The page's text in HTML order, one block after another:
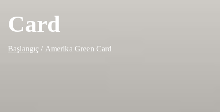
Card
Başlangıç Amerika Green Card